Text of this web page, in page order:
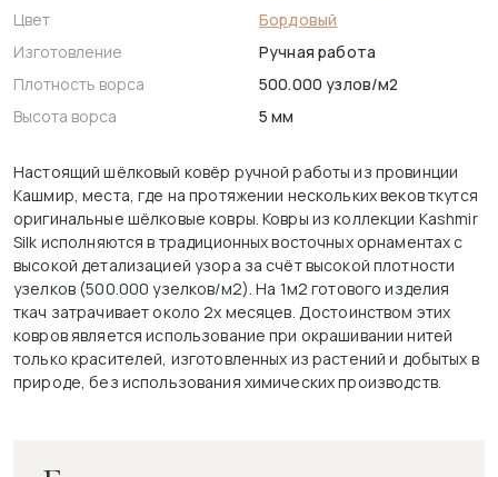
Цвет
Бордовый
Изготовление
Ручная работа
Плотность ворса
500.000 узлов/м2
Высота ворса
5 мм
Настоящий шёлковый ковёр ручной работы из провинции
Кашмир, места, где на протяжении нескольких веков ткутся
оригинальные шёлковые ковры. Ковры из коллекции Kashmir
Silk исполняются в традиционных восточных орнаментах с
высокой детализацией узора за счёт высокой плотности
узелков (500.000 узелков/м2). На 1м2 готового изделия
ткач затрачивает около 2х месяцев. Достоинством этих
ковров является использование при окрашивании нитей
только красителей, изготовленных из растений и добытых в
природе, без использования химических производств.